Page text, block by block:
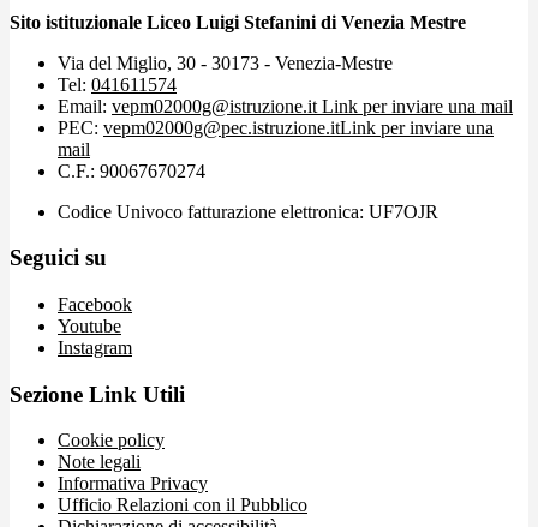
Sito istituzionale Liceo Luigi Stefanini di Venezia Mestre
Via del Miglio, 30 - 30173 - Venezia-Mestre
Tel: 041611574
Email: vepm02000g@istruzione.it Link per inviare una mail
PEC: vepm02000g@pec.istruzione.itLink per inviare una
mail
C.F.: 90067670274
Codice Univoco fatturazione elettronica: UF7OJR
Seguici su
Facebook
Youtube
Instagram
Sezione Link Utili
Cookie policy
Note legali
Informativa Privacy
Ufficio Relazioni con il Pubblico